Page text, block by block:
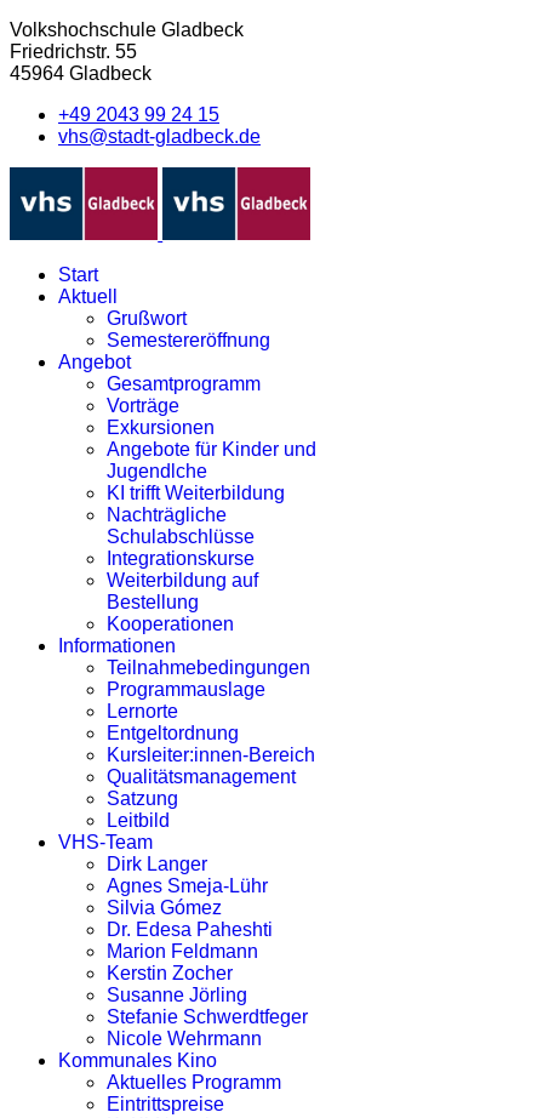
Volkshochschule Gladbeck
Friedrichstr. 55
45964 Gladbeck
+49 2043 99 24 15
vhs@stadt-gladbeck.de
Start
Aktuell
Grußwort
Semestereröffnung
Angebot
Gesamtprogramm
Vorträge
Exkursionen
Angebote für Kinder und
Jugendlche
KI trifft Weiterbildung
Nachträgliche
Schulabschlüsse
Integrationskurse
Weiterbildung auf
Bestellung
Kooperationen
Informationen
Teilnahmebedingungen
Programmauslage
Lernorte
Entgeltordnung
Kursleiter:innen-Bereich
Qualitätsmanagement
Satzung
Leitbild
VHS-Team
Dirk Langer
Agnes Smeja-Lühr
Silvia Gómez
Dr. Edesa Paheshti
Marion Feldmann
Kerstin Zocher
Susanne Jörling
Stefanie Schwerdtfeger
Nicole Wehrmann
Kommunales Kino
Aktuelles Programm
Eintrittspreise